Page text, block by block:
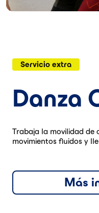
Servicio extra
Danza
Trabaja la movilidad de
movimientos fluidos y
Más